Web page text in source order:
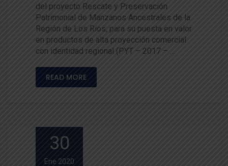
del proyecto Rescate y Preservación
Patrimonial de Manzanos Ancestrales de la
Región de Los Ríos, para su puesta en valor
en productos de alta proyección comercial
con identidad regional (PYT – 2017 – …
READ MORE
30
Ene 2020